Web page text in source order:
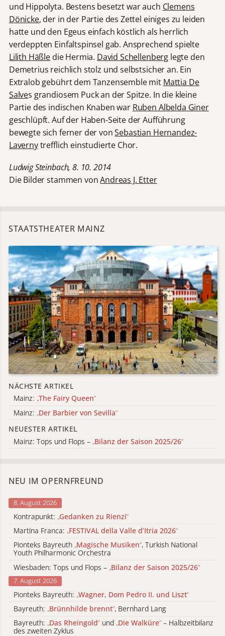
und Hippolyta. Bestens besetzt war auch Clemens
Dönicke, der in der Partie des Zettel einiges zu leiden
hatte und den Egeus einfach köstlich als herrlich
verdeppten Einfaltspinsel gab. Ansprechend spielte
Lilith Häßle die Hermia. David Schellenberg legte den
Demetrius reichlich stolz und selbstsicher an. Ein
Extralob gebührt dem Tanzensemble mit Mattia De
Salves grandiosem Puck an der Spitze. In die kleine
Partie des indischen Knaben war Ruben Albelda Giner
geschlüpft. Auf der Haben-Seite der Aufführung
bewegte sich ferner der vonSebastian Hernandez-
Lavernytrefflich einstudierte Chor.
Ludwig Steinbach, 8. 10. 2014
Die Bilder stammen vonAndreas J. Etter
STAATSTHEATER MAINZ
NÄCHSTE ARTIKEL
Mainz: „The Fairy Queen“
Mainz: „Der Barbier von Sevilla“
NEUESTER ARTIKEL
Mainz: Tops und Flops – „Bilanz der Saison 2025/26“
NEU IM OPERNFREUND
8. August 2026
Kontrapunkt: „Gedanken zu Rienzi“
Martina Franca: „FESTIVAL della Valle d’Itria 2026“
Pionteks Bayreuth „Magische Musiken“, Turkish National
Youth Philharmonic Orchestra
Wiesbaden: Tops und Flops – „Bilanz der Saison 2025/26“
7. August 2026
Pionteks Bayreuth: „Wagner, Dom Pedro II. und Liszt“
Bayreuth: „Brünnhilde brennt“, Bernhard Lang
Bayreuth: „Das Rheingold“ und „Die Walküre“ – Halbzeitbilanz
des zweiten Zyklus